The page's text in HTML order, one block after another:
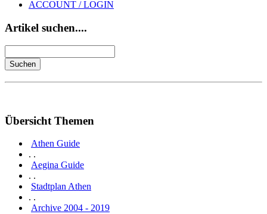
ACCOUNT / LOGIN
Artikel suchen....
Übersicht Themen
Athen Guide
. .
Aegina Guide
. .
Stadtplan Athen
. .
Archive 2004 - 2019